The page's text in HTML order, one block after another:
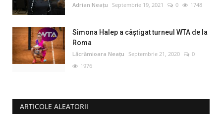
Adrian Neațu Septembrie 19, 2021 0 1748
Simona Halep a câştigat turneul WTA de la
Roma
Lăcrămioara Neațu Septembrie 21, 2020
0
1976
ARTICOLE ALEATORII